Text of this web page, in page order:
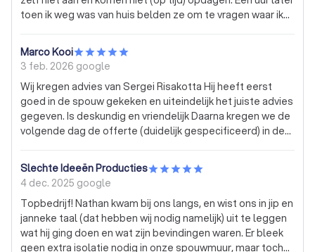
beter.
toen ik weg was van huis belden ze om te vragen waar ik
Toen gezegd dat ik niet meer thuis was. Reageerde de
telefoniste geërgerd: "Hij belt toch dat ie later is?". Een
uur! "Nou, wanneer kun je wel?!" zei ze. Ik heb ze afgezegd.
Beter een bedrijf die hun klanten wel serieus neemt en op
tijd belt als de afgesproken tijd niet gaat lukken.
Marco Kooi
3 feb. 2026 google
Wij kregen advies van Sergei Risakotta Hij heeft eerst
goed in de spouw gekeken en uiteindelijk het juiste advies
gegeven. Is deskundig en vriendelijk Daarna kregen we de
volgende dag de offerte (duidelijk gespecificeerd) in de
offerte nog uitgelegd, en alvast een plekje in de planning
gereserveerd We hebben hier een goed gevoel bij! De
uitvoering zal in februari en in maart zijn
Slechte Ideeën Producties
4 dec. 2025 google
Topbedrijf! Nathan kwam bij ons langs, en wist ons in jip en
janneke taal (dat hebben wij nodig namelijk) uit te leggen
wat hij ging doen en wat zijn bevindingen waren. Er bleek
geen extra isolatie nodig in onze spouwmuur, maar toch